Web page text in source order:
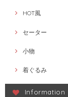
HOT風
セーター
小物
着ぐるみ
Information